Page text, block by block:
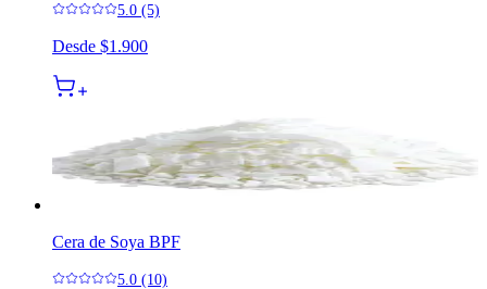
5.0 (5)
Desde $1.900
Cera de Soya BPF
5.0 (10)